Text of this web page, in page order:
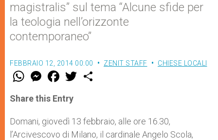
magistralis” sul tema “Alcune sfide per
la teologia nell’orizzonte
contemporaneo”
FEBBRAIO 12, 2014 00:00 ZENIT STAFF CHIESE LOCALI
W
t
s
p
p
M
e
s
e
g
e
r
F
a
e
b
o
k
w
r
Share this Entry
Domani, giovedì 13 febbraio, alle ore 16.30,
l’Arcivescovo di Milano, il cardinale Angelo Scola,